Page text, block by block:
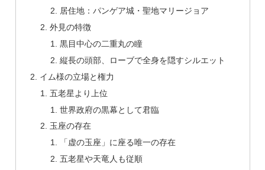
居住地：パンゲア城・聖地マリージョア
外見の特徴
黒目中心の二重丸の瞳
縦長の頭部、ローブで全身を隠すシルエット
イム様の立場と権力
五老星より上位
世界政府の黒幕として君臨
玉座の存在
「虚の玉座」に座る唯一の存在
五老星や天竜人も従順